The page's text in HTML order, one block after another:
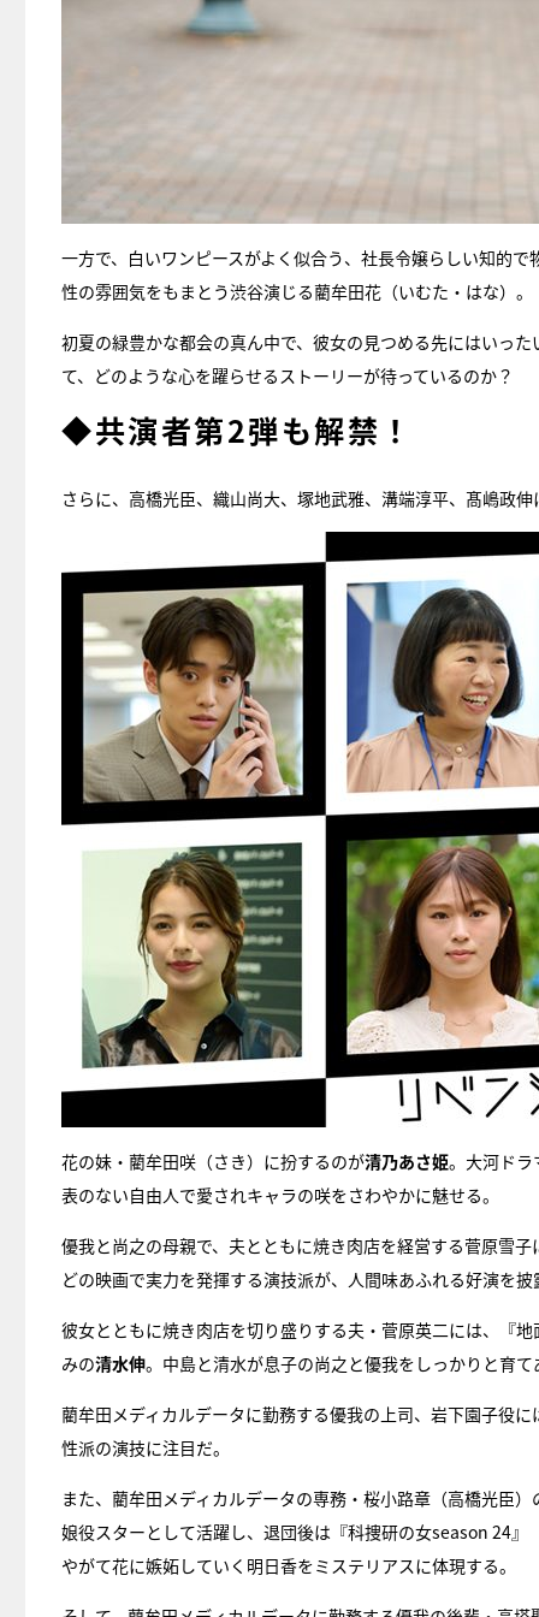
一方で、白いワンピースがよく似合う、社長令嬢らしい知的
性の雰囲気をもまとう渋谷演じる藺牟田花（いむた・はな）。
初夏の緑豊かな都会の真ん中で、彼女の見つめる先にはい
て、どのような心を躍らせるストーリーが待っているのか？
◆共演者第2弾も解禁！
さらに、高橋光臣、織山尚大、塚地武雅、溝端淳平、髙嶋政
花の妹・藺牟田咲（さき）に扮するのが清乃あさ姫。大河ドラ
表のない自由人で愛されキャラの咲をさわやかに魅せる。
優我と尚之の母親で、夫とともに焼き肉店を経営する菅原雪子
どの映画で実力を発揮する演技派が、人間味あふれる好演を披
彼女とともに焼き肉店を切り盛りする夫・菅原英二には、『
みの清水伸。中島と清水が息子の尚之と優我をしっかりと育
藺牟田メディカルデータに勤務する優我の上司、岩下園子役に
性派の演技に注目だ。
また、藺牟田メディカルデータの専務・桜小路章（高橋光臣
娘役スターとして活躍し、退団後は『科捜研の女season 24
やがて花に嫉妬していく明日香をミステリアスに体現する。